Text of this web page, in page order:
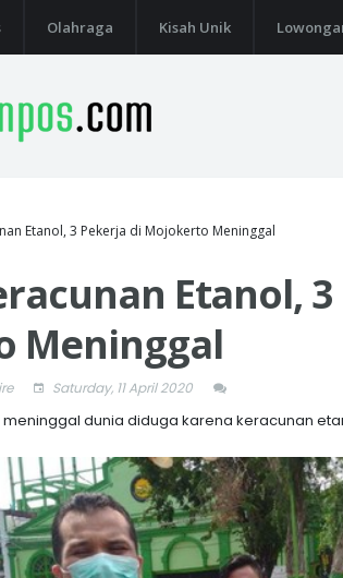
Olahraga Kisah Unik
Etanol, 3 Pekerja di Mojokerto Meninggal
Etanol,
Meninggal
Saturday, 11 April 2020
dunia diduga karena keracunan